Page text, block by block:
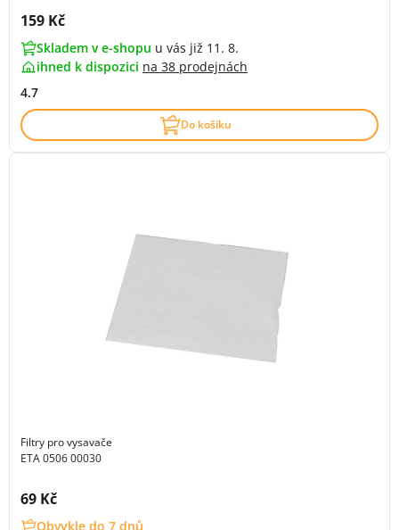
Cena s DPH:
159 Kč
Skladem v e-shopu u vás již 11. 8.
ihned k dispozici na 38 prodejnách
4.7
Do košíku
Filtry pro vysavače
ETA 0506 00030
Cena s DPH:
69 Kč
Obvykle do 7 dnů